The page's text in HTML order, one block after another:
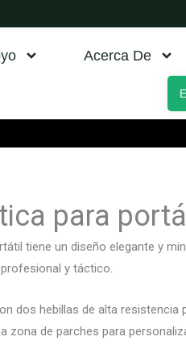
Acerca De
para
tiene un diseño elegante y
y táctico.
dos hebillas de alta resistencia
zona de parches para